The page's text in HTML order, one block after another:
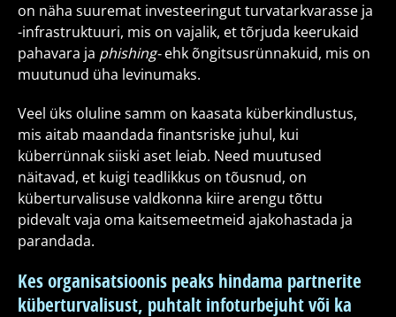
on näha suuremat investeeringut turvatarkvarasse ja
-infrastruktuuri, mis on vajalik, et tõrjuda keerukaid
pahavara ja phishing-ehk õngitsusrünnakuid, mis on
muutunud üha levinumaks.
Veel üks oluline samm on kaasata küberkindlustus,
mis aitab maandada finantsriske juhul, kui
küberrünnak siiski aset leiab. Need muutused
näitavad, et kuigi teadlikkus on tõusnud, on
küberturvalisuse valdkonna kiire arengu tõttu
pidevalt vaja oma kaitsemeetmeid ajakohastada ja
parandada.
Kes organisatsioonis peaks hindama partnerite
küberturvalisust, puhtalt infoturbejuht või ka